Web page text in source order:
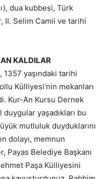
dua kubbesi, Türk
II. Selim Camii ve tarihi
KALDILAR
yaşındaki tarihi
Külliyesi’nin mekanları
Kur-An Kursu Dernek
yaşadıkları bu
mutluluk duyduklarını
dolayı, memnun
Payas Belediye Başkanı
Paşa Külliyesini